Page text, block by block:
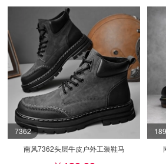
7362
南风7362头层牛皮户外工装鞋马